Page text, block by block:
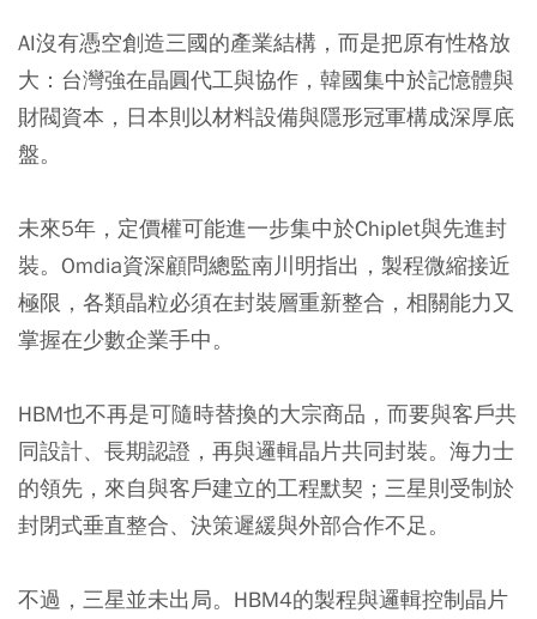
AI沒有憑空創造三國的產業結構，而是把原有性格放
大：台灣強在晶圓代工與協作，韓國集中於記憶體與
財閥資本，日本則以材料設備與隱形冠軍構成深厚底
盤。
未來5年，定價權可能進一步集中於Chiplet與先進封
裝。Omdia資深顧問總監南川明指出，製程微縮接近
極限，各類晶粒必須在封裝層重新整合，相關能力又
掌握在少數企業手中。
HBM也不再是可隨時替換的大宗商品，而要與客戶共
同設計、長期認證，再與邏輯晶片共同封裝。海力士
的領先，來自與客戶建立的工程默契；三星則受制於
封閉式垂直整合、決策遲緩與外部合作不足。
不過，三星並未出局。HBM4的製程與邏輯控制晶片